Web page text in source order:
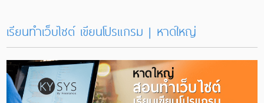
เรียนทำเว็บไซต์ เขียนโปรแกรม | หาดใหญ่